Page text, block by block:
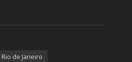
de Janeiro